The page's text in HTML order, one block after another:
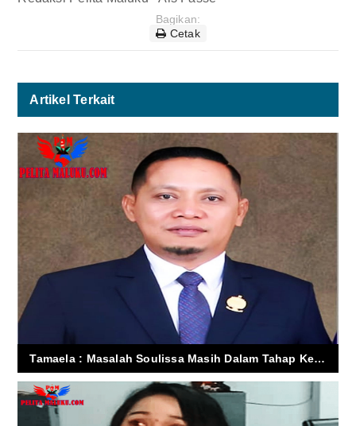
Bagikan:
Cetak
Artikel Terkait
Tamaela : Masalah Soulissa Masih Dalam Tahap Kewajaran